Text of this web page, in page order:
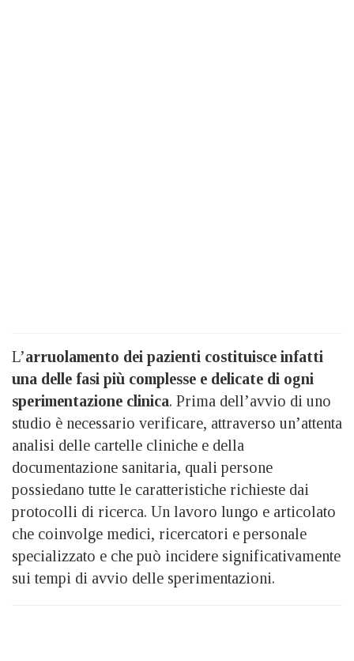
L’arruolamento dei pazienti costituisce infatti
una delle fasi più complesse e delicate di ogni
sperimentazione clinica. Prima dell’avvio di uno
studio è necessario verificare, attraverso un’attenta
analisi delle cartelle cliniche e della
documentazione sanitaria, quali persone
possiedano tutte le caratteristiche richieste dai
protocolli di ricerca. Un lavoro lungo e articolato
che coinvolge medici, ricercatori e personale
specializzato e che può incidere significativamente
sui tempi di avvio delle sperimentazioni.